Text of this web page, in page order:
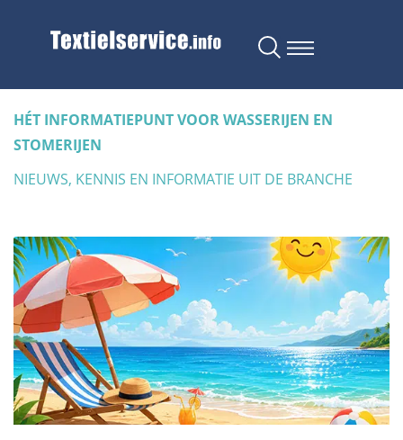
HÉT INFORMATIEPUNT VOOR WASSERIJEN EN
STOMERIJEN
NIEUWS, KENNIS EN INFORMATIE UIT DE BRANCHE